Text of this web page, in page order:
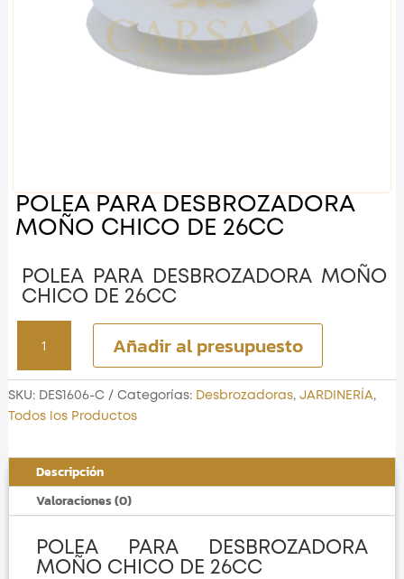
POLEA PARA DESBROZADORA
MOÑO CHICO DE 26CC
POLEA PARA DESBROZADORA MOÑO
CHICO DE 26CC
PARA
DESBROZADORA
MOÑO
CHICO
26CC
cantidad
Añadir al presupuesto
SKU: DES1606-C Categorías: Desbrozadoras, JARDINERÍA,
Todos los Productos
Descripción
Valoraciones (0)
POLEA PARA DESBROZADORA
MOÑO CHICO DE 26CC